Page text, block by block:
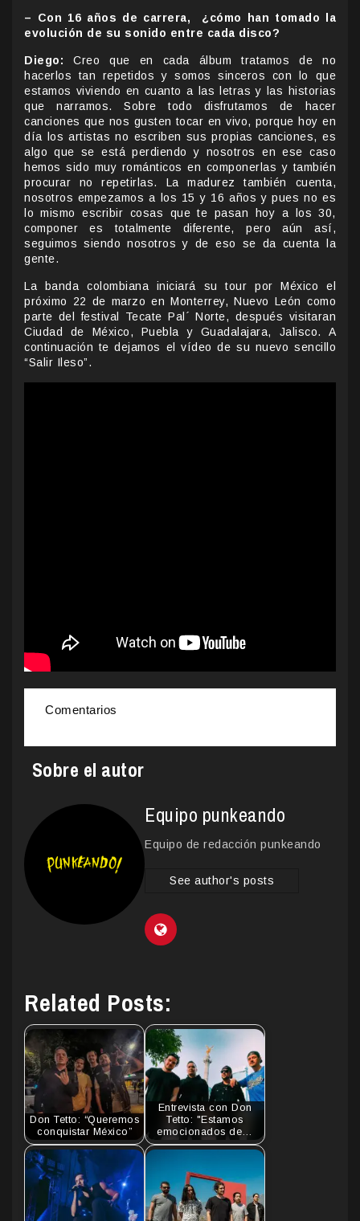
– Con 16 años de carrera, ¿cómo han tomado la
evolución de su sonido entre cada disco?
Diego: Creo que en cada álbum tratamos de no
hacerlos tan repetidos y somos sinceros con lo que
estamos viviendo en cuanto a las letras y las historias
que narramos. Sobre todo disfrutamos de hacer
canciones que nos gusten tocar en vivo, porque hoy en
día los artistas no escriben sus propias canciones, es
algo que se está perdiendo y nosotros en ese caso
hemos sido muy románticos en componerlas y también
procurar no repetirlas. La madurez también cuenta,
nosotros empezamos a los 15 y 16 años y pues no es
lo mismo escribir cosas que te pasan hoy a los 30,
componer es totalmente diferente, pero aún así,
seguimos siendo nosotros y de eso se da cuenta la
gente.
La banda colombiana iniciará su tour por México el
próximo 22 de marzo en Monterrey, Nuevo León como
parte del festival Tecate Pal´ Norte, después visitaran
Ciudad de México, Puebla y Guadalajara, Jalisco. A
continuación te dejamos el vídeo de su nuevo sencillo
“Salir Ileso”.
Comentarios
Sobre el autor
Equipo punkeando
Equipo de redacción punkeando
See author's posts
Related Posts:
Don Tetto: “Queremos
conquistar México”
Entrevista con Don
Tetto: "Estamos
emocionados de…